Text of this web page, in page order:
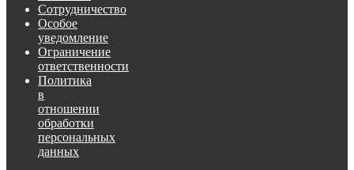
Сотрудничество
Особое
уведомление
Ограничение
ответственности
Политика
в
отношении
обработки
персональных
данных